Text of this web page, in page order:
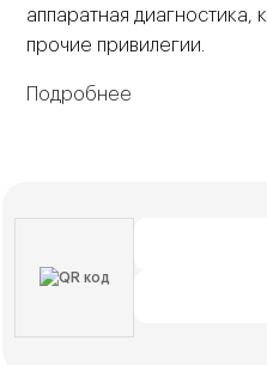
аппаратная диагностика,
прочие привилегии.
Подробнее